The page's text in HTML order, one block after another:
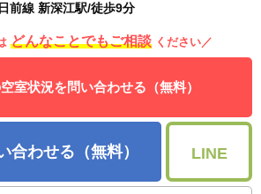
前線 新深江駅/徒歩9分
どんなことでもご相談 ください／
室状況を問い合わせる（無料）
合わせる（無料） LINE